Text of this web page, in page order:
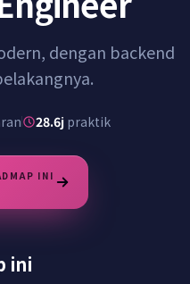
dengan backend
28.6j praktik
INI
ini